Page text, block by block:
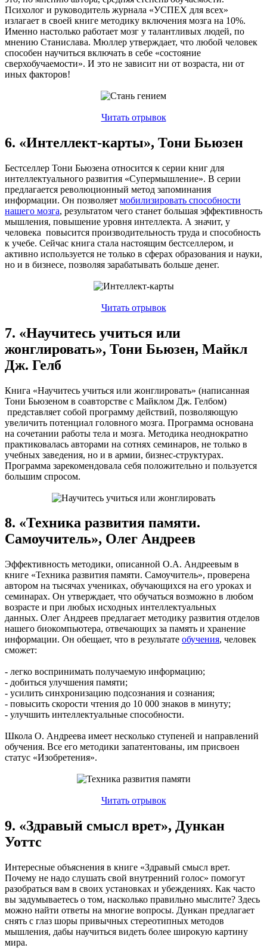
Психолог и руководитель журнала «УСПЕХ для всех»
излагает в своей книге методику включения мозга на 10%.
Именно настолько работает мозг у талантливых людей, по
мнению Станислава. Мюллер утверждает, что любой человек
способен научиться включать в себе «состояние
сверхобучаемости». И это не зависит ни от возраста, ни от
иных факторов!
Читать отрывок
6. «Интеллект-карты», Тони Бьюзен
Бестселлер Тони Бьюзена относится к серии книг для
интеллектуального развития «Супермышление». В серии
предлагается революционный метод запоминания
информации. Он позволяет мобилизировать способности
нашего мозга, результатом чего станет большая эффективность
мышления, повышение уровня интеллекта. А значит, у
человека повысится производительность труда и способность
к учебе. Сейчас книга стала настоящим бестселлером, и
активно используется не только в сферах образования и науки,
но и в бизнесе, позволяя зарабатывать больше денег.
Читать отрывок
7. «Научитесь учиться или
жонглировать», Тони Бьюзен, Майкл
Дж. Гелб
Книга «Научитесь учиться или жонглировать» (написанная
Тони Бьюзеном в соавторстве с Майклом Дж. Гелбом)
представляет собой программу действий, позволяющую
увеличить потенциал головного мозга. Программа основана
на сочетании работы тела и мозга. Методика неоднократно
практиковалась авторами на сотнях семинаров, не только в
учебных заведения, но и в армии, бизнес-структурах.
Программа зарекомендовала себя положительно и пользуется
большим спросом.
8. «Техника развития памяти.
Самоучитель», Олег Андреев
Эффективность методики, описанной О.А. Андреевым в
книге «Техника развития памяти. Самоучитель», проверена
автором на тысячах учениках, обучающихся на его уроках и
семинарах. Он утверждает, что обучаться возможно в любом
возрасте и при любых исходных интеллектуальных
данных. Олег Андреев предлагает методику развития отделов
нашего биокомпьютера, отвечающих за память и хранение
информации. Он обещает, что в результате обучения, человек
сможет:
- легко воспринимать получаемую информацию;
- добиться улучшения памяти;
- усилить синхронизацию подсознания и сознания;
- повысить скорости чтения до 10 000 знаков в минуту;
- улучшить интеллектуальные способности.
Школа О. Андреева имеет несколько ступеней и направлений
обучения. Все его методики запатентованы, им присвоен
статус «Изобретения».
Читать отрывок
9. «Здравый смысл врет», Дункан
Уоттс
Интересные объяснения в книге «Здравый смысл врет.
Почему не надо слушать свой внутренний голос» помогут
разобраться вам в своих установках и убеждениях. Как часто
вы задумываетесь о том, насколько правильно мыслите? Здесь
можно найти ответы на многие вопросы. Дункан предлагает
снять с глаз шоры привычных стереотипных методов
мышления, дабы научиться видеть более широкую картину
мира.